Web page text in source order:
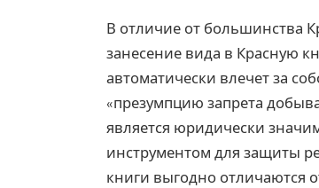
В отличие от большинства
занесение вида в Красную
автоматически влечет за
«презумпцию запрета
является юридически
инструментом для защиты
книги выгодно отличаются